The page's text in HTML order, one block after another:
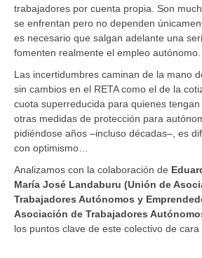
trabajadores por cuenta propia. Son
se enfrentan pero no dependen
es necesario que salgan adelante una
fomenten realmente el empleo autónomo.
Las incertidumbres caminan de la mano
sin cambios en el RETA como el de la
cuota superreducida para quienes
otras medidas de protección para
pidiéndose años –incluso décadas–, es
con optimismo…
Analizamos con la colaboración de
María José Landaburu (Unión de
Trabajadores Autónomos y
Asociación de Trabajadores
los puntos clave de este colectivo de cara